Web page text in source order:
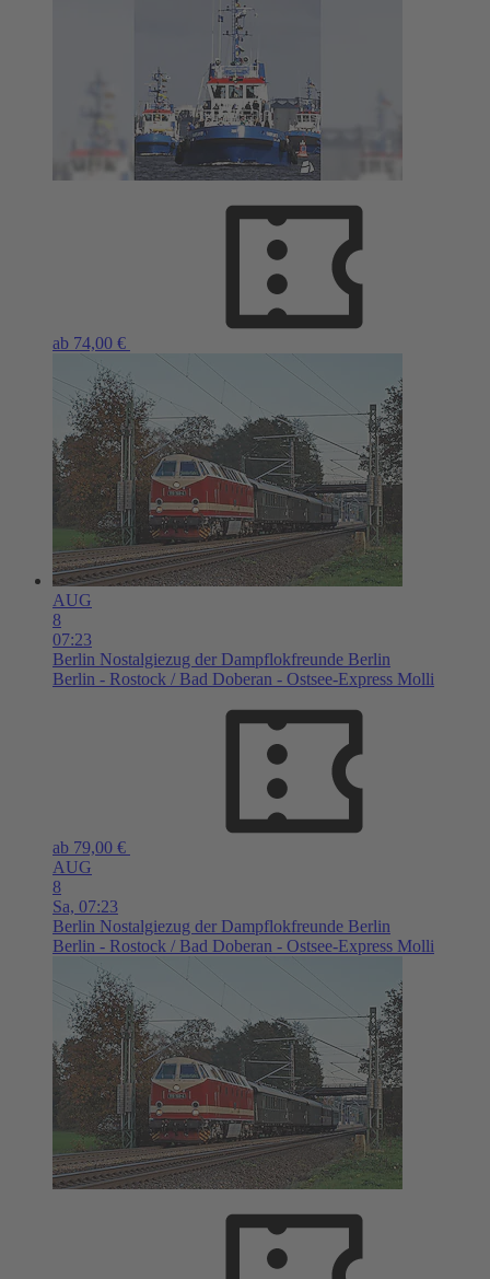
ab 74,00 €
AUG
8
07:23
Berlin Nostalgiezug der Dampflokfreunde Berlin
Berlin - Rostock / Bad Doberan - Ostsee-Express Molli
ab 79,00 €
AUG
8
Sa, 07:23
Berlin Nostalgiezug der Dampflokfreunde Berlin
Berlin - Rostock / Bad Doberan - Ostsee-Express Molli